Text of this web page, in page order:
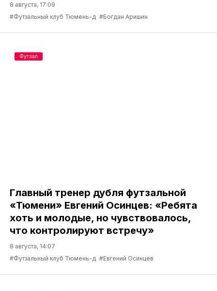
8 августа, 17:09
#Футзальный клуб Тюмень-д #Богдан Аришин
Главный тренер дубля футзальной
«Тюмени» Евгений Осинцев: «Ребята
хоть и молодые, но чувствовалось,
что контролируют встречу»
8 августа, 14:07
#Футзальный клуб Тюмень-д #Евгений Осинцев
Футзал